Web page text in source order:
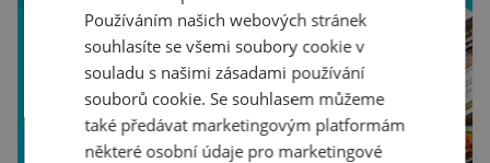
Používáním našich webových stránek
souhlasíte se všemi soubory cookie v
souladu s našimi zásadami používání
souborů cookie. Se souhlasem můžeme
také předávat marketingovým platformám
některé osobní údaje pro marketingové